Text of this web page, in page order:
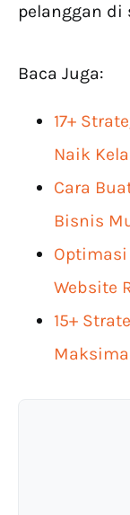
pelanggan
Baca Juga:
17+
Naik
Cara
Bisnis
Optimasi
Website
15+